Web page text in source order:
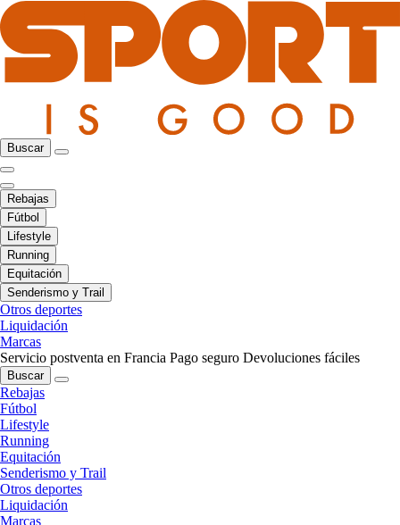
Buscar
Rebajas
Fútbol
Lifestyle
Running
Equitación
Senderismo y Trail
Otros deportes
Liquidación
Marcas
Servicio postventa en Francia Pago seguro Devoluciones fáciles
Buscar
Rebajas
Fútbol
Lifestyle
Running
Equitación
Senderismo y Trail
Otros deportes
Liquidación
Marcas